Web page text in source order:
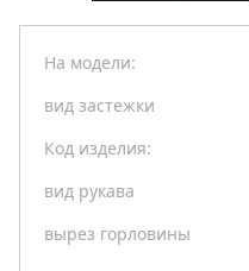
На модели:
вид застежки
Код изделия:
вид рукава
вырез горловины